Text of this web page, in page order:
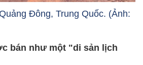
Đông, Trung Quốc. (Ảnh:
bán như một "di sản lịch